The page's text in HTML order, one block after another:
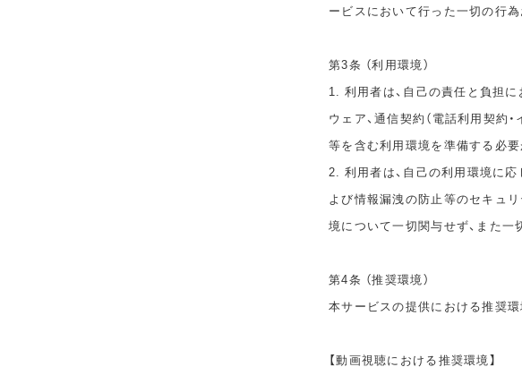
ービスにおいて行った一切の行
第3条 （利用環境）
1. 利用者は、自己の責任と負担
ウェア、通信契約（電話利用契約
等を含む利用環境を準備する必要
2. 利用者は、自己の利用環境に応
よび情報漏洩の防止等のセキュ
境について一切関与せず、また一
第4条 （推奨環境）
本サービスの提供における推奨環
【動画視聴における推奨環境】